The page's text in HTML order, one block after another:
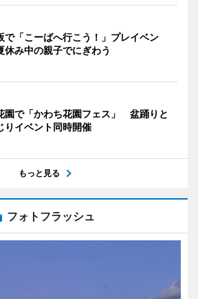
で「こーばへ行こう！」プレイベン
み中の親子でにぎわう
園で「かわち花園フェス」 盆踊りと
りイベント同時開催
もっと見る
フォトフラッシュ